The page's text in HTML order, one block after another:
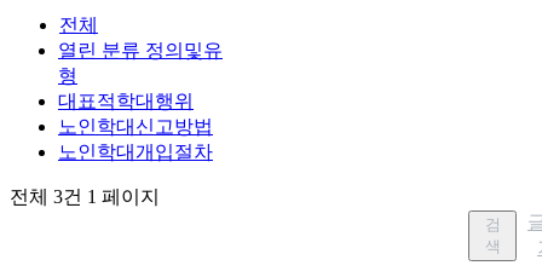
전체
열린 분류 정의및유
형
대표적학대행위
노인학대신고방법
노인학대개입절차
전체 3건 1 페이지
검
색